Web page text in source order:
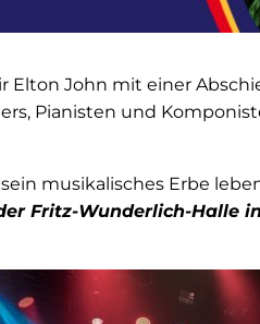
Elton John mit einer
Pianisten und
musikalisches Erbe
Fritz-Wunderlich-Halle